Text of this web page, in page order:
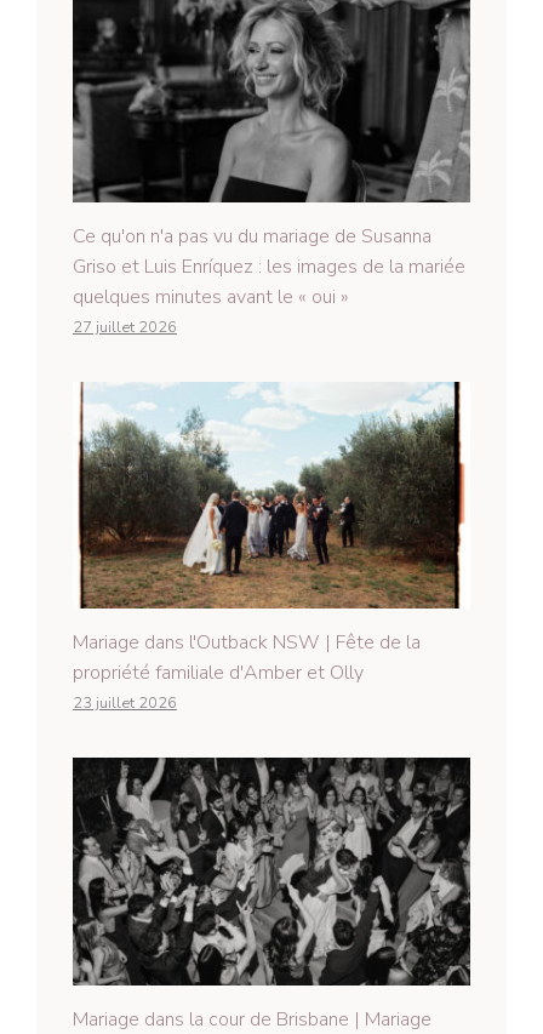
Ce qu'on n'a pas vu du mariage de Susanna
Griso et Luis Enríquez : les images de la mariée
quelques minutes avant le « oui »
27 juillet 2026
Mariage dans l'Outback NSW | Fête de la
propriété familiale d'Amber et Olly
23 juillet 2026
Mariage dans la cour de Brisbane | Mariage